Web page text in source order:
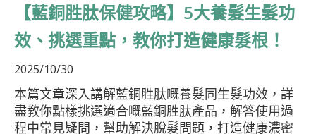
【藍銅胜肽保健攻略】5大養髮生髮功
效、挑選重點，教你打造健康髮根！
2025/10/30
本篇文章深入講解藍銅胜肽嘅養髮同生髮功效，詳
盡教你點樣挑選適合嘅藍銅胜肽產品，解答使用過
程中常見疑問，幫助解決脫髮問題，打造健康濃密